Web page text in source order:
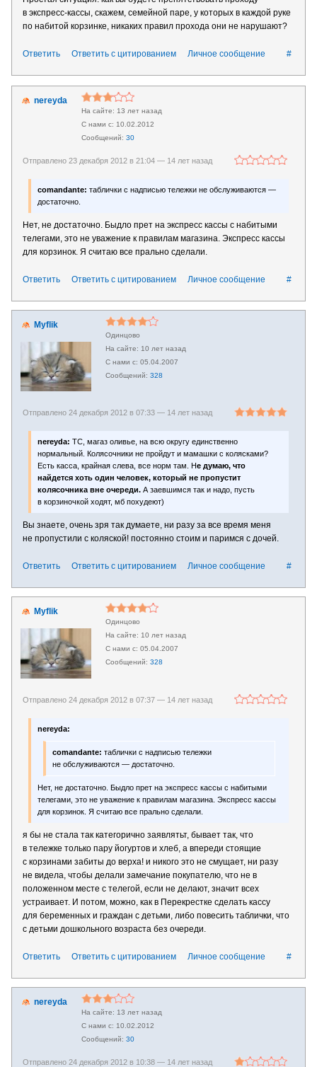
в экспресс-кассы, скажем, семейной паре, у которых в каждой руке
по набитой корзинке, никаких правил прохода они не нарушают?
#
Ответить Ответить с цитированием Личное сообщение
nereyda
13 лет назад
10.02.2012
30
Отправлено 23 декабря 2012 в 21:04 — 14 лет назад
comandante: таблички с надписью тележки не обслуживаются —
достаточно.
Нет, не достаточно. Быдло прет на экспресс кассы с набитыми
телегами, это не уважение к правилам магазина. Экспресс кассы
для корзинок. Я считаю все прально сделали.
#
Ответить Ответить с цитированием Личное сообщение
Myflik
Одинцово
10 лет назад
05.04.2007
328
Отправлено 24 декабря 2012 в 07:33 — 14 лет назад
nereyda: ТС, магаз оливье, на всю округу единственно
нормальный. Колясочники не пройдут и мамашки с колясками?
Есть касса, крайная слева, все норм там. Не думаю, что
найдется хоть один человек, который не пропустит
колясочника вне очереди. А заевшимся так и надо, пусть
в корзиночкой ходят, мб похудеют)
Вы знаете, очень зря так думаете, ни разу за все время меня
не пропустили с коляской! постоянно стоим и паримся с дочей.
#
Ответить Ответить с цитированием Личное сообщение
Myflik
Одинцово
10 лет назад
05.04.2007
328
Отправлено 24 декабря 2012 в 07:37 — 14 лет назад
nereyda:
comandante: таблички с надписью тележки
не обслуживаются — достаточно.
Нет, не достаточно. Быдло прет на экспресс кассы с набитыми
телегами, это не уважение к правилам магазина. Экспресс кассы
для корзинок. Я считаю все прально сделали.
я бы не стала так категорично заявлятьт, бывает так, что
в тележке только пару йогуртов и хлеб, а впереди стоящие
с корзинами забиты до верха! и никого это не смущает, ни разу
не видела, чтобы делали замечание покупателю, что не в
положенном месте с телегой, если не делают, значит всех
устраивает. И потом, можно, как в Перекрестке сделать кассу
для беременных и граждан с детьми, либо повесить таблички, что
с детьми дошкольного возраста без очереди.
#
Ответить Ответить с цитированием Личное сообщение
nereyda
13 лет назад
10.02.2012
30
Отправлено 24 декабря 2012 в 10:38 — 14 лет назад